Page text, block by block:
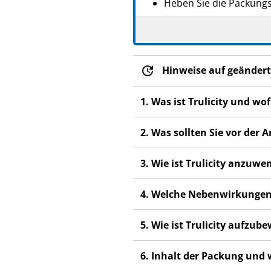
Heben Sie die
Wenn Sie weitere
Dieses Arzneimittel
anderen Menschen
Wenn Sie
Fachpersonal. Dies gilt
Hinweise auf
1. Was ist Trulicity und
2. Was sollten Sie vor der
3. Wie ist Trulicity
4. Welche
5. Wie ist Trulicity
6. Inhalt der Packung